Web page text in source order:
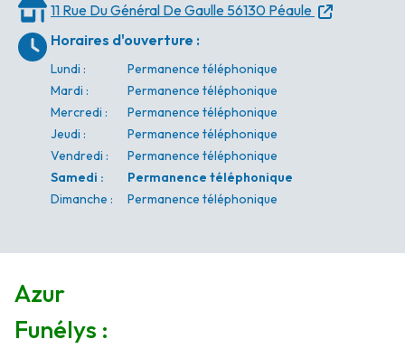
11 Rue Du Général De Gaulle 56130 Péaule
Horaires d'ouverture :
Lundi :
Permanence téléphonique
Mardi :
Permanence téléphonique
Mercredi :
Permanence téléphonique
Jeudi :
Permanence téléphonique
Vendredi :
Permanence téléphonique
Samedi :
Permanence téléphonique
Dimanche : Permanence téléphonique
Azur
Funélys :